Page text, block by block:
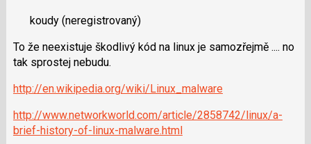
P
předchozí
nový
názor.
navigaci
lze
použít
klávesy
N
koudy (neregistrovaný)
To že neexistuje škodlivý kód na linux je samozřejmě .... no
tak sprostej nebudu.
http://en.wikipedia.org/wiki/Linux_malware
http://www.networkworld.com/article/2858742/linux/a-
brief-history-of-linux-malware.html